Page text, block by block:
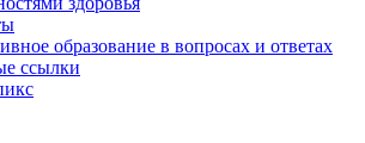
образование в вопросах и ответах
ссылки